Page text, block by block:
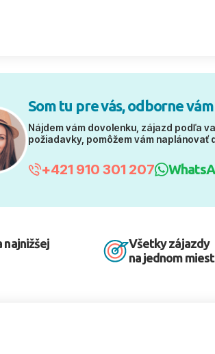
Som tu pre vás, odborne
Nájdem vám dovolenku, zájazd podľa
požiadavky, pomôžem vám naplánovať
+421 910 301 207
najnižšej
Všetky zájazdy
na jednom